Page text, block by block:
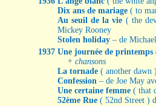
Dix ans de mariage ( to
Au seuil de la vie ( the
Mickey Rooney
Stolen holiday – de
1937 Une journée de printemps
+ chansons
La tornade ( another
Confession – de Joe May
Une certaine femme ( that
52ème Rue ( 52nd Street )